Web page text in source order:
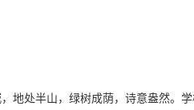
地处半山，绿树成荫，诗意盎然。